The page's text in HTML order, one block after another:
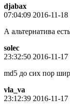
djabax
07:04:09 2016-11-18
А альтернатива
solec
23:32:50 2016-11-17
md5 до сих пор
vla_va
23:12:39 2016-11-17